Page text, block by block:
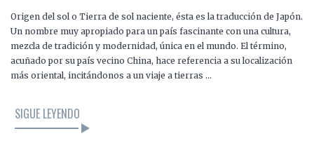
Origen del sol o Tierra de sol naciente, ésta es la traducción de Japón.
Un nombre muy apropiado para un país fascinante con una cultura,
mezcla de tradición y modernidad, única en el mundo. El término,
acuñado por su país vecino China, hace referencia a su localización
más oriental, incitándonos a un viaje a tierras …
SIGUE LEYENDO